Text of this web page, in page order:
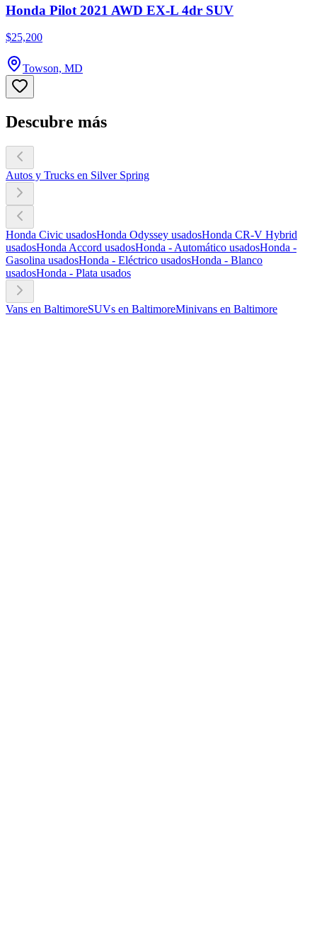
Honda Pilot 2021 AWD EX-L 4dr SUV
$25,200
Towson, MD
Descubre más
Autos y Trucks en Silver Spring
Honda Civic usadosHonda Odyssey usadosHonda CR-V Hybrid
usadosHonda Accord usadosHonda - Automático usadosHonda -
Gasolina usadosHonda - Eléctrico usadosHonda - Blanco
usadosHonda - Plata usados
Vans en BaltimoreSUVs en BaltimoreMinivans en Baltimore